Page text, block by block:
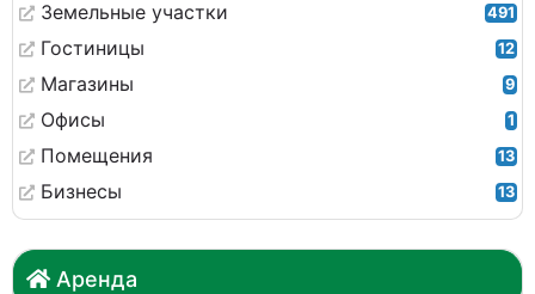
Земельные участки 491
Гостиницы 12
Магазины 9
Офисы 1
Помещения 13
Бизнесы 13
Аренда